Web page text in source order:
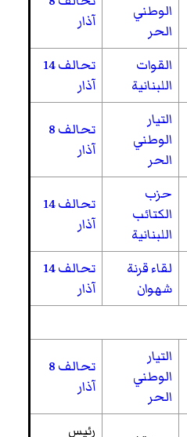
الوطني
الحر
آذار
القوات
اللبنانية
تحالف 14
آذار
التيار
الوطني
الحر
تحالف 8
آذار
حزب
الكتائب
اللبنانية
تحالف 14
آذار
لقاء قرنة
شهوان
تحالف 14
آذار
التيار
الوطني
الحر
تحالف 8
آذار
رئيس